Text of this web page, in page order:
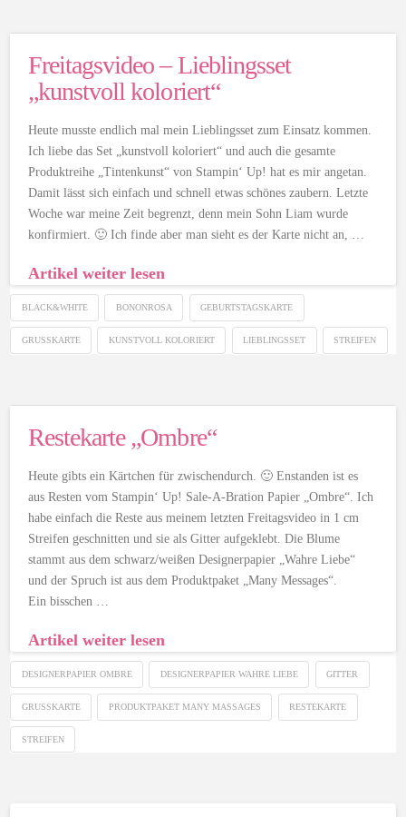
Freitagsvideo – Lieblingsset
„kunstvoll koloriert“
Heute musste endlich mal mein Lieblingsset zum Einsatz kommen.
Ich liebe das Set „kunstvoll koloriert“ und auch die gesamte
Produktreihe „Tintenkunst“ von Stampin‘ Up! hat es mir angetan.
Damit lässt sich einfach und schnell etwas schönes zaubern. Letzte
Woche war meine Zeit begrenzt, denn mein Sohn Liam wurde
konfirmiert. 🙂 Ich finde aber man sieht es der Karte nicht an, …
Artikel weiter lesen
BLACK&WHITE BONONROSA GEBURTSTAGSKARTE
GRUSSKARTE KUNSTVOLL KOLORIERT LIEBLINGSSET STREIFEN
Restekarte „Ombre“
Heute gibts ein Kärtchen für zwischendurch. 🙂 Enstanden ist es
aus Resten vom Stampin‘ Up! Sale-A-Bration Papier „Ombre“. Ich
habe einfach die Reste aus meinem letzten Freitagsvideo in 1 cm
Streifen geschnitten und sie als Gitter aufgeklebt. Die Blume
stammt aus dem schwarz/weißen Designerpapier „Wahre Liebe“
und der Spruch ist aus dem Produktpaket „Many Messages“.
Ein bisschen …
Artikel weiter lesen
DESIGNERPAPIER OMBRE DESIGNERPAPIER WAHRE LIEBE GITTER
GRUSSKARTE PRODUKTPAKET MANY MASSAGES RESTEKARTE
STREIFEN